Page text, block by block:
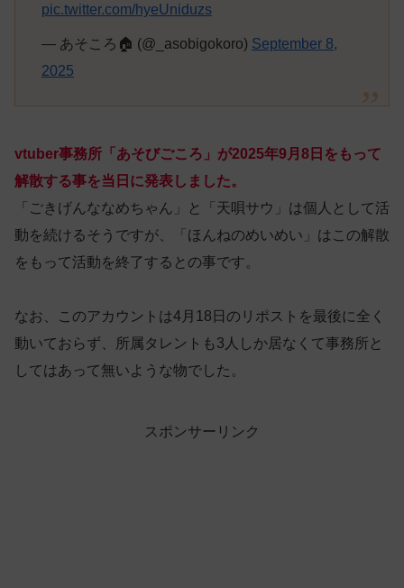
pic.twitter.com/hyeUniduzs
— あそころ🏠 (@_asobigokoro) September 8,
2025
vtuber事務所「あそびごころ」が2025年9月8日をもって
解散する事を当日に発表しました。
「ごきげんななめちゃん」と「​天唄サウ」は個人として活
動を続けるそうですが、「ほんねのめいめい」はこの解散
をもって活動を終了するとの事です。
なお、このアカウントは4月18日のリポストを最後に全く
動いておらず、所属タレントも3人しか居なくて事務所と
してはあって無いような物でした。
スポンサーリンク